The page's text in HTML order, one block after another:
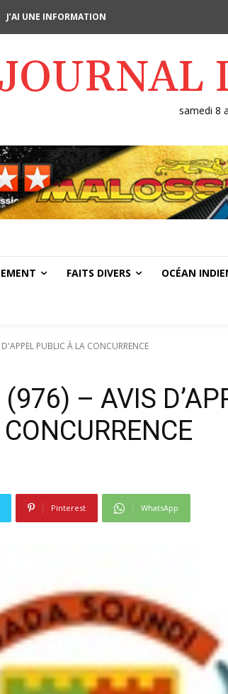
J’AI UNE INFORMATION
samedi 8
FAITS DIVERS OCÉAN
PUBLIC À LA CONCURRENCE
– AVIS
Pinterest WhatsApp